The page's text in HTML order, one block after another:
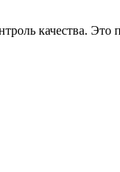
качества.